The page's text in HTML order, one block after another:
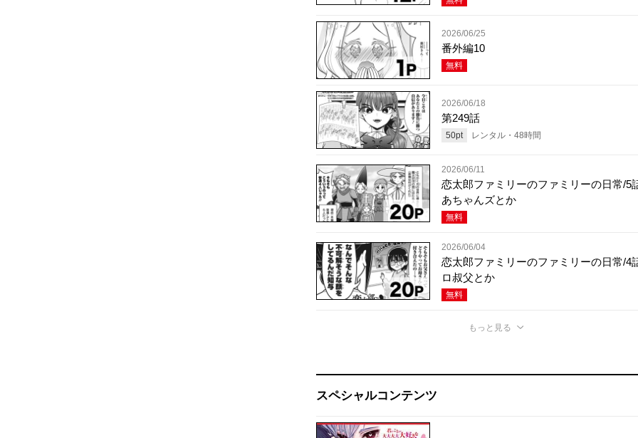
2026/06/25
番外編10
無料
2026/06/18
第249話
50pt レンタル・ 48時間
2026/06/11
恋太郎ファミリーのファミリーの日常/5
あちゃんズとか
無料
2026/06/04
恋太郎ファミリーのファミリーの日常/4
ロ叔父とか
無料
もっと見る
スペシャルコンテンツ